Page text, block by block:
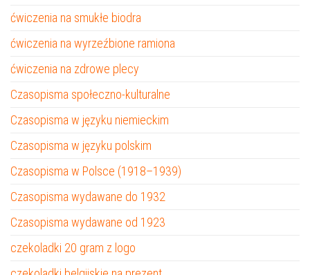
ćwiczenia na smukłe biodra
ćwiczenia na wyrzeźbione ramiona
ćwiczenia na zdrowe plecy
Czasopisma społeczno-kulturalne
Czasopisma w języku niemieckim
Czasopisma w języku polskim
Czasopisma w Polsce (1918–1939)
Czasopisma wydawane do 1932
Czasopisma wydawane od 1923
czekoladki 20 gram z logo